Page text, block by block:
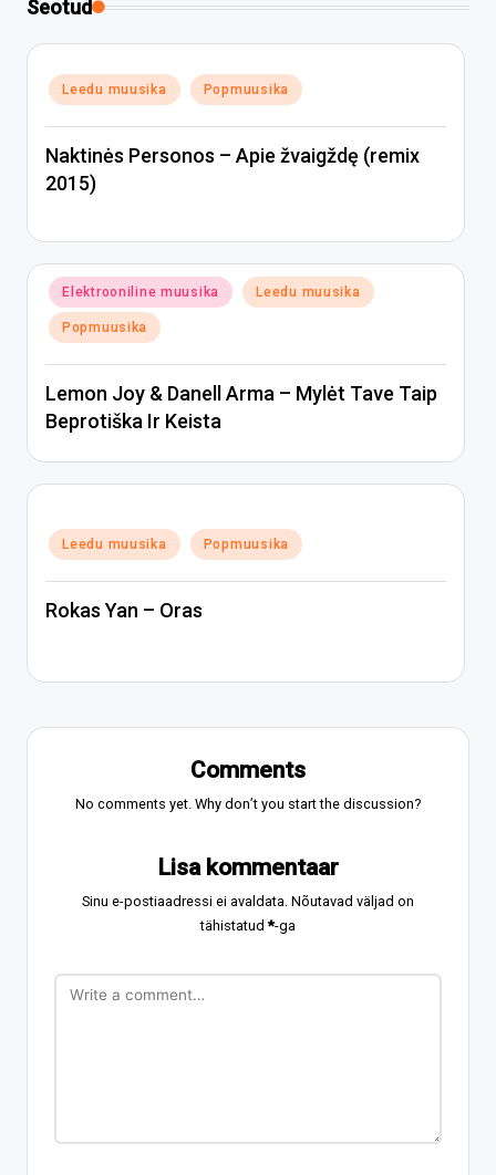
Seotud
Posted
in
Leedu muusika Popmuusika
Naktinės Personos – Apie žvaigždę (remix
2015)
Posted
in
Elektrooniline muusika Leedu muusika
Popmuusika
Lemon Joy & Danell Arma – Mylėt Tave Taip
Beprotiška Ir Keista
Posted
in
Leedu muusika Popmuusika
Rokas Yan – Oras
Comments
No comments yet. Why don’t you start the discussion?
Lisa kommentaar
Sinu e-postiaadressi ei avaldata. Nõutavad väljad on
tähistatud*-ga